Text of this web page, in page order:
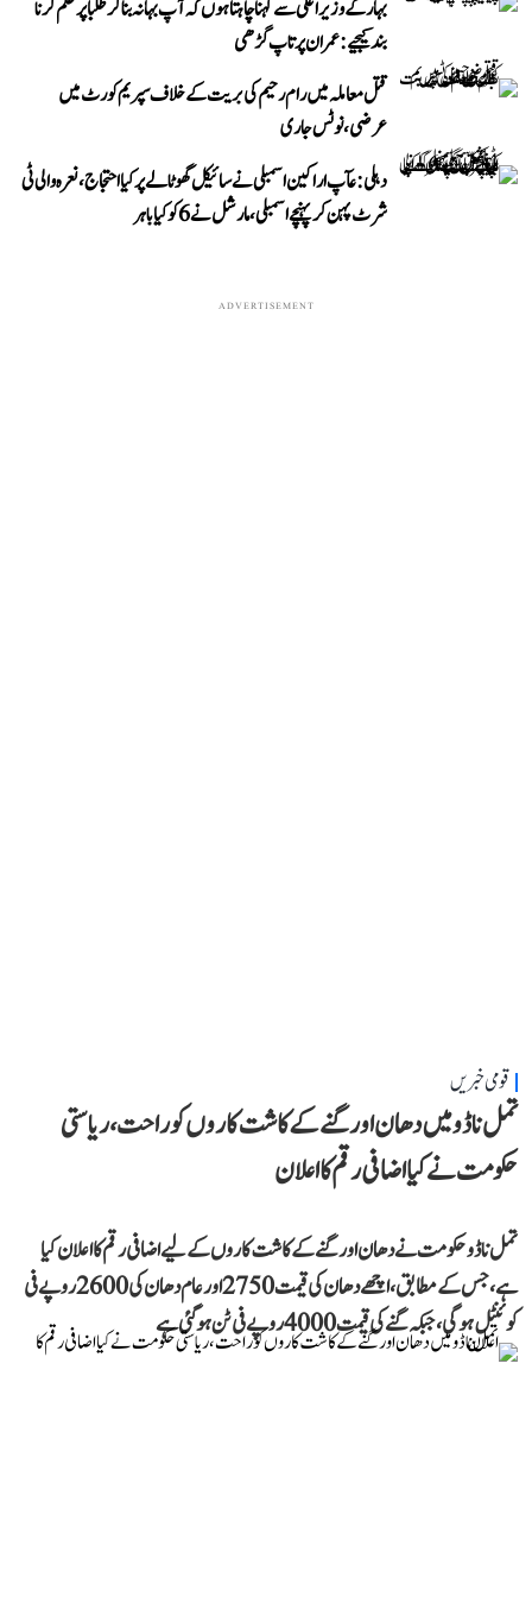
بہار کے وزیر اعلیٰ سے کہنا چاہتا ہوں کہ آپ بہانہ بنا کر طلبا پر ظلم کرنا
بند کیجیے: عمران پرتاپ گڑھی
قتل معاملہ میں رام رحیم کی بریت کے خلاف سپریم کورٹ میں
عرضی، نوٹس جاری
دہلی: عآپ اراکین اسمبلی نے سائیکل گھوٹالے پر کیا احتجاج، نعرہ والی ٹی
شرٹ پہن کر پہنچے اسمبلی، مارشل نے 6 کو کیا باہر
ADVERTISEMENT
قومی خبریں
تمل ناڈو میں دھان اور گنے کے کاشت کاروں کو راحت، ریاستی
حکومت نے کیا اضافی رقم کا اعلان
تمل ناڈو حکومت نے دھان اور گنے کے کاشت کاروں کے لیے اضافی رقم کا اعلان کیا
ہے، جس کے مطابق، اچھے دھان کی قیمت 2750 اور عام دھان کی 2600 روپے فی
کوئنٹل ہوگی، جبکہ گنے کی قیمت 4000 روپے فی ٹن ہو گئی ہے